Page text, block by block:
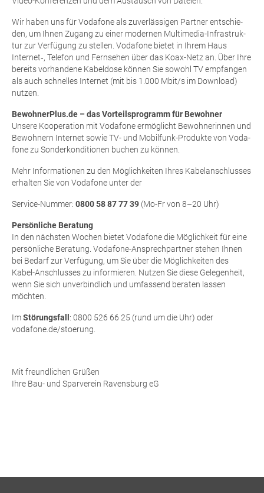
Wir haben uns für Voda­fone als zuver­läs­si­gen Part­ner ent­schie­
den, um Ihnen Zugang zu einer moder­nen Mul­ti­me­dia-Infra­struk­
tur zur Ver­fü­gung zu stel­len. Voda­fone bie­tet in Ihrem Haus
Internet‑, Tele­fon und Fern­se­hen über das Koax-Netz an. Über Ihre
bereits vor­han­de­ne Kabel­do­se kön­nen Sie sowohl TV emp­fan­gen
als auch schnel­les Inter­net (mit bis 1.000 Mbit/s im Down­load)
nutzen.
BewohnerPlus.de – das Vor­teils­pro­gramm für Bewohner
Unse­re Koope­ra­ti­on mit Voda­fone ermög­licht Bewoh­ne­rin­nen und
Bewoh­nern Inter­net sowie TV- und Mobil­funk-Pro­duk­te von Voda­
fone zu Son­der­kon­di­tio­nen buchen zu können.
Mehr Infor­ma­tio­nen zu den Mög­lich­kei­ten Ihres Kabel­an­schlus­ses
erhal­ten Sie von Voda­fone unter der
Ser­vice-Num­mer: 0800 58 87 77 39 (Mo-Fr von 8–20 Uhr)
Per­sön­li­che Beratung
In den nächs­ten Wochen bie­tet Voda­fone die Mög­lich­keit für eine
per­sön­li­che Bera­tung. Voda­fone-Ansprech­part­ner ste­hen Ihnen
bei Bedarf zur Ver­fü­gung, um Sie über die Mög­lich­kei­ten des
Kabel-Anschlus­ses zu infor­mie­ren. Nut­zen Sie die­se Gele­gen­heit,
wenn Sie sich unver­bind­lich und umfas­send bera­ten las­sen
möchten.
ImStö­rungs­fall : 0800 526 66 25 (rund um die Uhr) oder
vodafone.de/stoerung.
Mit freund­li­chen Grüßen
Ihre Bau- und Spar­ver­ein Ravens­burg eG